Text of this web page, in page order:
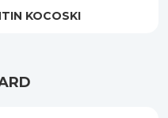
KOCOSKI